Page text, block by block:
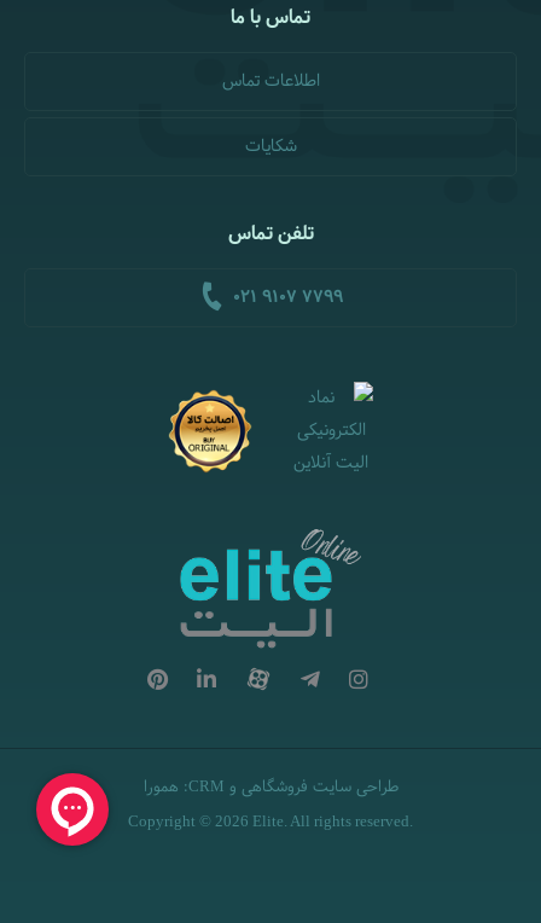
تماس با ما
اطلاعات تماس
شکایات
تلفن تماس
021 9107 7799
طراحی سایت فروشگاهی و CRM
: همورا
Copyright © 2026 Elite. All rights reserved.